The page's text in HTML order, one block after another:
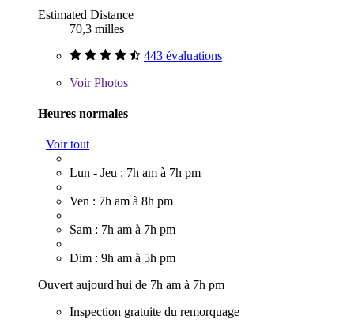
Estimated Distance
70,3 milles
443 évaluations
VoirPhotos
Heures normales
Voir tout
Lun - Jeu : 7h am à 7h pm
Ven : 7h am à 8h pm
Sam : 7h am à 7h pm
Dim : 9h am à 5h pm
Ouvert aujourd'hui de 7h am à 7h pm
Inspection gratuite du remorquage